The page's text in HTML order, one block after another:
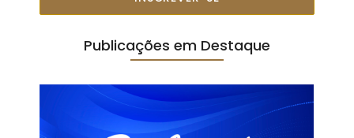
Publicações em Destaque